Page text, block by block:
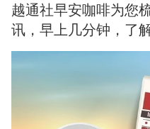
越通社早安咖啡为您
讯，早上几分钟，了